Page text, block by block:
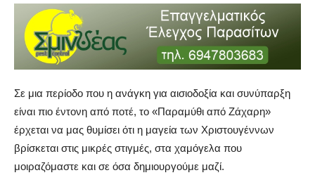
Σε μια περίοδο που η ανάγκη για αισιοδοξία και συνύπαρξη
είναι πιο έντονη από ποτέ, το «Παραμύθι από Ζάχαρη»
έρχεται να μας θυμίσει ότι η μαγεία των Χριστουγέννων
βρίσκεται στις μικρές στιγμές, στα χαμόγελα που
μοιραζόμαστε και σε όσα δημιουργούμε μαζί.